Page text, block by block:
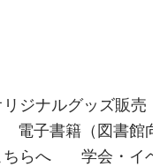
ジナルグッズ販売
電子書籍（図書館
らへ
学会・イ